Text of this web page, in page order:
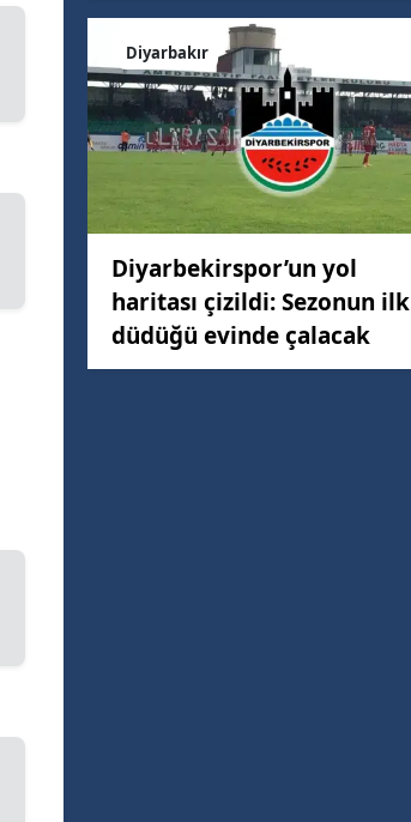
Diyarbakır
Diyarbekirspor’un yol
haritası çizildi: Sezonun ilk
düdüğü evinde çalacak